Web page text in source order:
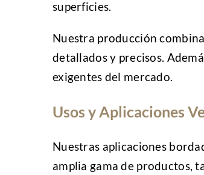
superficies.
Nuestra producción
detallados y precisos.
exigentes del mercado.
Usos y Aplicaciones
Nuestras aplicaciones
amplia gama de productos,